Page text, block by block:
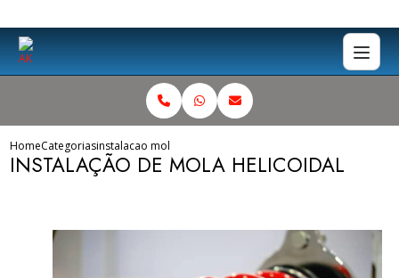
HomeCategoriasinstalacao mola helicoidal
INSTALAÇÃO DE MOLA HELICOIDAL